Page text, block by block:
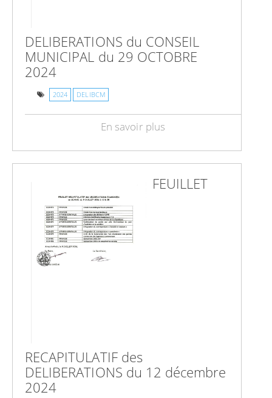
DELIBERATIONS du CONSEIL
MUNICIPAL du 29 OCTOBRE
2024
2024 DELIBCM
En savoir plus
FEUILLET
RECAPITULATIF des
DELIBERATIONS du 12 décembre
2024